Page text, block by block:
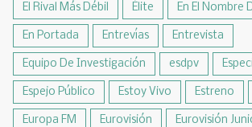
El Rival Más Débil Élite En El Nombre
En Portada Entrevías Entrevista
Equipo De Investigación esdpv
Espejo Público Estoy Vivo Estreno
Europa FM Eurovisión Eurovisión